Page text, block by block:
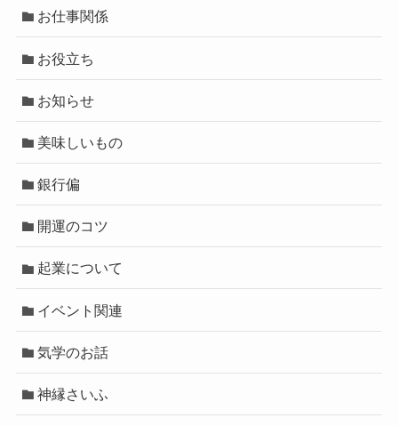
お仕事関係
お役立ち
お知らせ
美味しいもの
銀行偏
開運のコツ
起業について
イベント関連
気学のお話
神縁さいふ